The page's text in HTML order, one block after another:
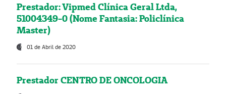
Prestador: Vipmed Clínica Geral Ltda,
51004349-0 (Nome Fantasia: Policlínica
Master)
01 de Abril de 2020
Prestador CENTRO DE ONCOLOGIA